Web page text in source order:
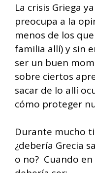
La crisis Griega
preocupa a la
menos de los
familia allí) y sin
ser un buen
sobre ciertos
sacar de lo allí
cómo proteger
Durante mucho
¿debería Grecia
o no? Cuando